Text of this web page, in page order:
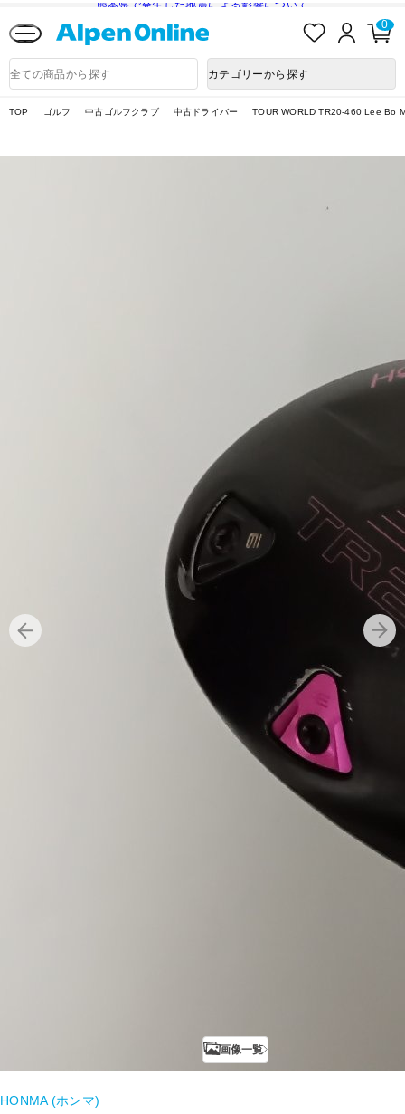
熊本県で発生した地震による影響について
入
ロ
ン
0
品
検
カテゴリーから探す
TOP ゴルフ 中古ゴルフクラブ 中古ドライバー TOUR WORLD TR20-460 Lee Bo
画像一覧
HONMA (ホンマ)